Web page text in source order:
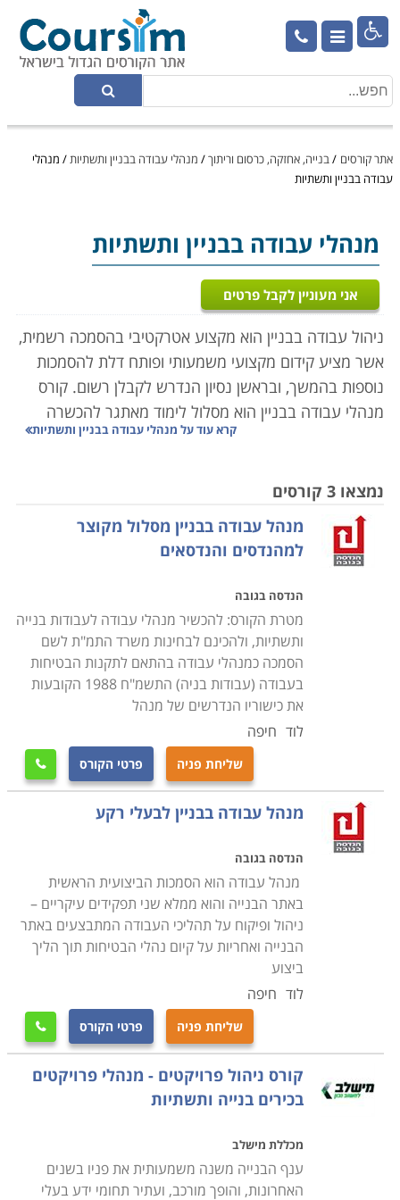

אתר קורסים /בנייה, אחזקה, כרסום וריתוך/ מנהלי עבודה בבניין ותשתיות/ מנהלי
עבודה בבניין ותשתיות
מנהלי עבודה בבניין ותשתיות
אני מעוניין לקבל פרטים
ניהול עבודה בבניין הוא מקצוע אטרקטיבי בהסמכה רשמית,
אשר מציע קידום מקצועי משמעותי ופותח דלת להסמכות
נוספות בהמשך, ובראשן נסיון הנדרש לקבלן רשום. קורס
מנהלי עבודה בבניין הוא מסלול לימוד מאתגר להכשרה
במקצוע מבוקש שאליו מתלווה משכורת גבוהה ומיידית,
הפנויות.
בנייה, בכפוף למפקח העבודה האזורי הממונה. על המנהל
להיות בוגר קורס מאושר למנהלי עבודה מוסמכים לענף
הבנין או לעבודות ביצוע כבישים, תשתית ופיתוח, או מהנדס
או הנדסאי אזרחי או טכנאי אזרחי, בעלי נסיון של שנתיים
לפחות בבניה.בלימוד מקצוע זה וקבלת ההסמכה טמון יתרון
נוסף: מכיוון שמדובר בלימודים המוגדרים כנדרשים, ניתן
למצוא לא פעם אפשרויות לסיוע בתשלום שכר הלימוד על
ידי משרד העבודה, הקרן לעידוד ופיתוח ענף הבניה
בישראל, קרן מעגלים, וכמובן שימוש בפקדון חיילים
משוחררים.
תנאי הקבלה ללימודים
בעלי הסמכת מהנדס, הנדסאי או טכנאי אזרחי עם נסיון של
שנתיים לפחות בעבודות בנייה ממועד קבלת התעודה, או
לאחר קורס השלמה וקורס בטיחות במוסד מאושר. מי שאינם
בעלי אותן הסמכות נדרשים לקורס הכשרה קודם בעבודות
בנייה הנדסיות או בעבודות תשתיות ופיתוח, או לחילופין קורס
להסמכת מנהלי עבודה במוסד מאושר. למעט אלו
המוסמכים בניהול עבודה, נדרשים כל המועמדים גם לניסיון
מוכח של שנתיים לפחות בעבודות שלד או בניין אצל קבלן
רשום, 10 שנות לימוד וועדת קבלה.
יש לוודא שהקורס מתקיים תחת פיקוח משרד הכלכלה,
משום שרק במסלול מאושר ומפוקח ניתנת לבסוף ההסמכה
קרא עוד על מנהלי עבודה בבניין ותשתיות
נמצאו 3 קורסים
מנהל עבודה בבניין מסלול מקוצר
למהנדסים והנדסאים
הנדסה בגובה
מטרת הקורס: להכשיר מנהלי עבודה לעבודות בנייה
ותשתיות, ולהכינם לבחינות משרד התמ"ת לשם
הסמכה כמנהלי עבודה בהתאם לתקנות הבטיחות
בעבודה (עבודות בניה) התשמ"ח 1988 הקובעות
את כישוריו הנדרשים של מנהל
לוד חיפה
שליחת פניה פרטי הקורס 
מנהל עבודה בבניין לבעלי רקע
הנדסה בגובה
מנהל עבודה הוא הסמכות הביצועית הראשית
באתר הבנייה והוא ממלא שני תפקידים עיקריים –
ניהול ופיקוח על תהליכי העבודה המתבצעים באתר
הבנייה ואחריות על קיום נהלי הבטיחות תוך הליך
ביצוע
לוד חיפה
שליחת פניה פרטי הקורס 
קורס ניהול פרויקטים - מנהלי פרויקטים
בכירים בנייה ותשתיות
מכללת מישלב
ענף הבנייה משנה משמעותית את פניו בשנים
האחרונות, והופך מורכב, ועתיר תחומי ידע בעלי